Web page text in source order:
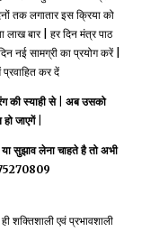
तक लगातार इस क्रिया को
लाख बार | हर दिन मंत्र पाठ
नई सामग्री का प्रयोग करें |
कर दें
की स्याही से | अब उसको
जाएगें |
सुझाव लेना चाहते है तो अभी
शक्तिशाली एवं प्रभावशाली